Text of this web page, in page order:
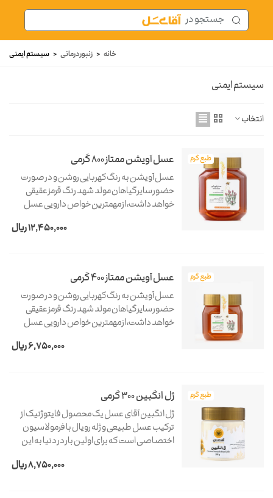
خانه < زنبور درمانی < سیستم ایمنی
سیستم ایمنی
انتخاب
طبع گرم عسل آویشن ممتاز 800 گرمی
12,450,000 ریال
عسل آویشن به رنگ کهربایی روشن و در صورت
حضور سایر گیاهان مولد شهد رنگ قرمز عقیقی
خواهد داشت، از مهمترین خواص دارویی عسل
خلط آور، ضد قارچ و ضد باکتری قوی، ضد سرطان،
طبع گرم عسل آویشن ممتاز 400 گرمی
6,750,000 ریال
عسل آویشن به رنگ کهربایی روشن و در صورت
حضور سایر گیاهان مولد شهد رنگ قرمز عقیقی
خواهد داشت، از مهمترین خواص دارویی عسل
خلط آور، ضد قارچ و ضد باکتری قوی، ضد سرطان،
طبع گرم ژل انگبین 300 گرمی
8,750,000 ریال
ژل انگبین آقای عسل یک محصول فایتوژنیک از
ترکیب عسل طبیعی و ژله رویال با فرمولاسیون
اختصاصی است که برای اولین بار در دنیا به این
شده است. حتما در یخچال نگهداری شود!